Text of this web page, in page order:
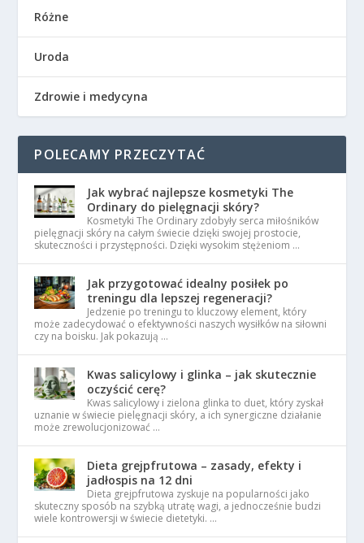
Różne
Uroda
Zdrowie i medycyna
POLECAMY PRZECZYTAĆ
Jak wybrać najlepsze kosmetyki The
Ordinary do pielęgnacji skóry?
Kosmetyki The Ordinary zdobyły serca miłośników
pielęgnacji skóry na całym świecie dzięki swojej prostocie,
skuteczności i przystępności. Dzięki wysokim stężeniom …
Jak przygotować idealny posiłek po
treningu dla lepszej regeneracji?
Jedzenie po treningu to kluczowy element, który
może zadecydować o efektywności naszych wysiłków na siłowni
czy na boisku. Jak pokazują …
Kwas salicylowy i glinka – jak skutecznie
oczyścić cerę?
Kwas salicylowy i zielona glinka to duet, który zyskał
uznanie w świecie pielęgnacji skóry, a ich synergiczne działanie
może zrewolucjonizować …
Dieta grejpfrutowa – zasady, efekty i
jadłospis na 12 dni
Dieta grejpfrutowa zyskuje na popularności jako
skuteczny sposób na szybką utratę wagi, a jednocześnie budzi
wiele kontrowersji w świecie dietetyki. …